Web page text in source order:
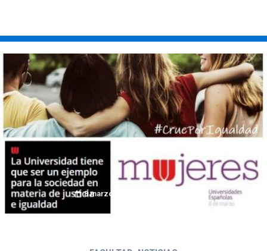
8 marzo 2021